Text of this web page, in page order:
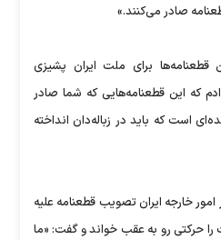
صادر می‌كنند.»
قطعنامه‌ها برای ملت ايران پشيزی
كه اين قطعنامه‌ها‌يی كه شما صادر
است كه بايد در زباله‌دان انداخته
خارجه ایران تصويب قطعنامه عليه
حركتی رو به عقب خواند و گفت: «ما